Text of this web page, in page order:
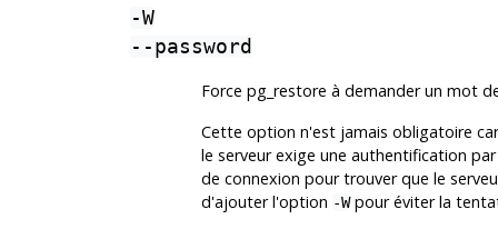
-W
--password
Force pg_restore à demander un mot
Cette option n'est jamais obligatoire
le serveur exige une authentification
de connexion pour trouver que le
d'ajouter l'option -Wpour éviter la